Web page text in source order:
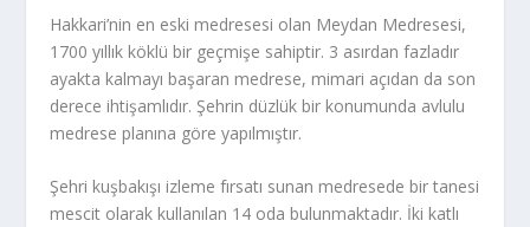
Hakkari’nin en eski medresesi olan Meydan Medresesi,
1700 yıllık köklü bir geçmişe sahiptir. 3 asırdan fazladır
ayakta kalmayı başaran medrese, mimari açıdan da son
derece ihtişamlıdır. Şehrin düzlük bir konumunda avlulu
medrese planına göre yapılmıştır.
Şehri kuşbakışı izleme fırsatı sunan medresede bir tanesi
mescit olarak kullanılan 14 oda bulunmaktadır. İki katlı